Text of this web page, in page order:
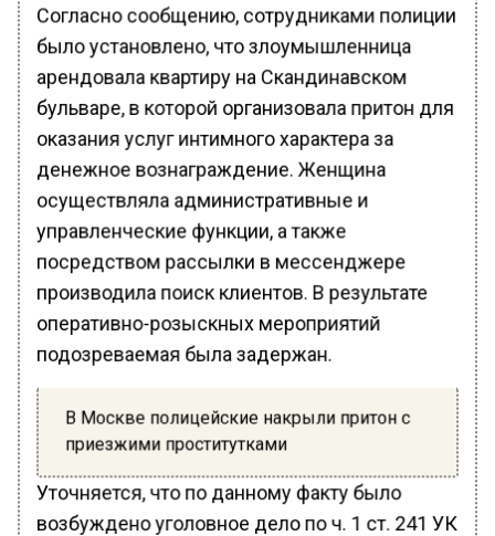
Согласно сообщению, сотрудниками полиции
было установлено, что злоумышленница
арендовала квартиру на Скандинавском
бульваре, в которой организовала притон для
оказания услуг интимного характера за
денежное вознаграждение. Женщина
осуществляла административные и
управленческие функции, а также
посредством рассылки в мессенджере
производила поиск клиентов. В результате
оперативно-розыскных мероприятий
подозреваемая была задержан.
В Москве полицейские накрыли притон с
приезжими проститутками
Уточняется, что по данному факту было
возбуждено уголовное дело по ч. 1 ст. 241 УК